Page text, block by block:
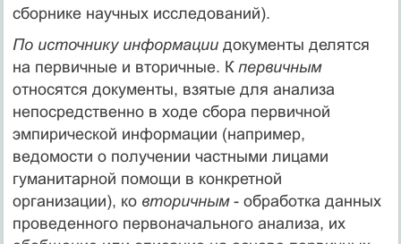
сборнике научных исследований).
По источнику информациидокументы делятся
на первичные и вторичные. К первичным
относятся документы, взятые для анализа
непосредственно в ходе сбора первичной
эмпирической информации (например,
ведомости о получении частными лицами
гуманитарной помощи в конкретной
организации), ко вторичным - обработка данных
проведенного первоначального анализа, их